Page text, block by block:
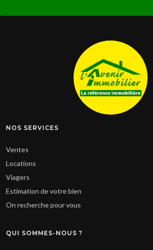
NOS SERVICES
Ventes
Locations
Viagers
Estimation de votre bien
On recherche pour vous
QUI SOMMES-NOUS ?